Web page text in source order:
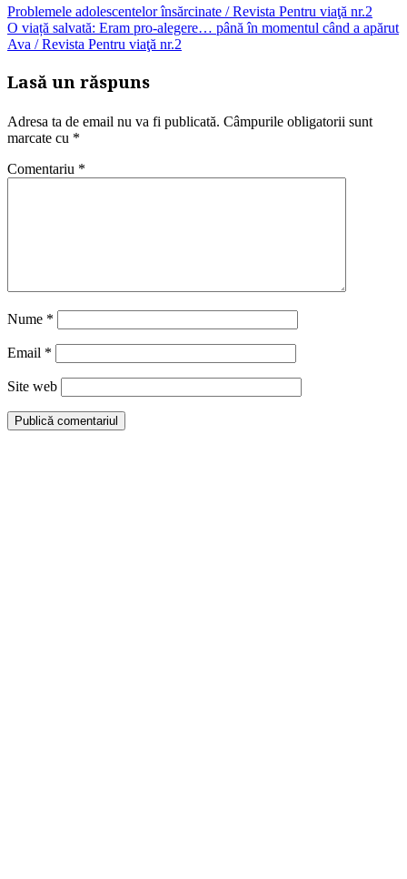
Problemele adolescentelor însărcinate / Revista Pentru viaţă nr.2
O viață salvată: Eram pro-alegere… până în momentul când a apărut
Ava / Revista Pentru viaţă nr.2
Lasă un răspuns
Adresa ta de email nu va fi publicată. Câmpurile obligatorii sunt
marcate cu *
Comentariu *
Nume *
Email *
Site web